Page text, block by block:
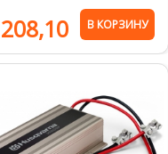
208,10 В КОРЗИНУ